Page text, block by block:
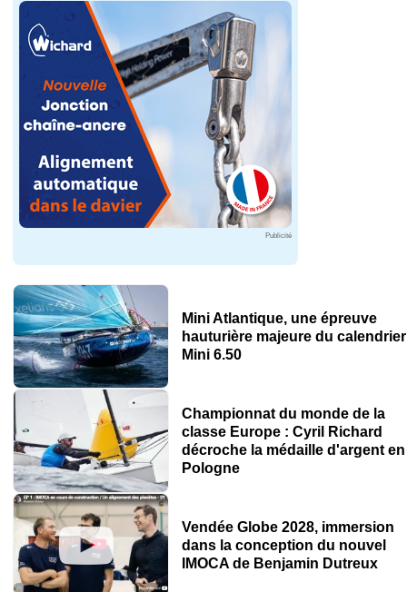
Publicité
Mini Atlantique, une épreuve
hauturière majeure du calendrier
Mini 6.50
Championnat du monde de la
classe Europe : Cyril Richard
décroche la médaille d'argent en
Pologne
Vendée Globe 2028, immersion
dans la conception du nouvel
IMOCA de Benjamin Dutreux